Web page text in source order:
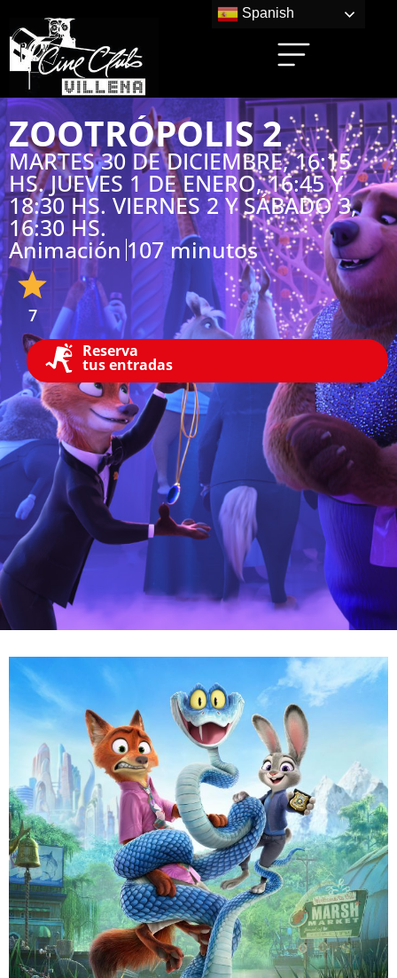
ZOOTRÓPOLIS 2
MARTES 30 DE DICIEMBRE, 16:15
HS. JUEVES 1 DE ENERO, 16:45 Y
18:30 HS. VIERNES 2 Y SÁBADO 3,
16:30 HS.
Animación 107 minutos
7
Reserva
tus entradas
Spanish